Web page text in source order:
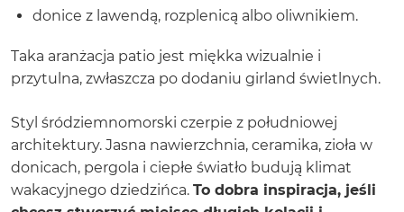
donice z lawendą, rozplenicą albo oliwnikiem.
Taka aranżacja patio jest miękka wizualnie i
przytulna, zwłaszcza po dodaniu girland świetlnych.
Styl śródziemnomorski czerpie z południowej
architektury. Jasna nawierzchnia, ceramika, zioła w
donicach, pergola i ciepłe światło budują klimat
wakacyjnego dziedzińca. To dobra inspiracja, jeśli